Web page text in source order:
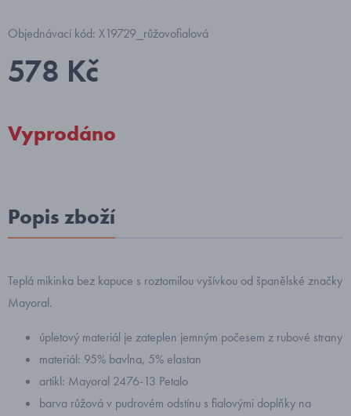
Objednávací kód: X19729_růžovofialová
578 Kč
Vyprodáno
Popis zboží
Teplá mikinka bez kapuce s roztomilou vyšívkou od španělské značky
Mayoral.
úpletový materiál je zateplen jemným počesem z rubové strany
materiál: 95% bavlna, 5% elastan
artikl: Mayoral 2476-13 Petalo
barva růžová v pudrovém odstínu s fialovými doplňky na